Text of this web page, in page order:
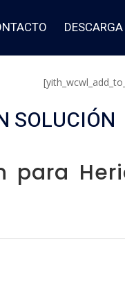
SOLUCIÓN
para